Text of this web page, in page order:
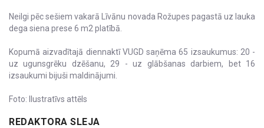
Neilgi pēc sešiem vakarā Līvānu novada Rožupes pagastā uz lauka
dega siena prese 6 m2 platībā.
Kopumā aizvadītajā diennaktī VUGD saņēma 65 izsaukumus: 20 -
uz ugunsgrēku dzēšanu, 29 - uz glābšanas darbiem, bet 16
izsaukumi bijuši maldinājumi.
Foto: Ilustratīvs attēls
REDAKTORA SLEJA